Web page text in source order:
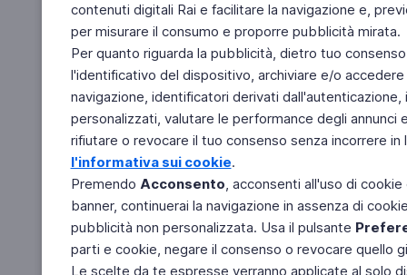
contenuti digitali Rai e facilitare la navigazione e,
per misurare il consumo e proporre pubblicità mirata.
Per quanto riguarda la pubblicità, dietro tuo
l'identificativo del dispositivo, archiviare e/o
navigazione, identificatori derivati
personalizzati, valutare le performance degli
rifiutare o revocare il tuo consenso senza incorrere
l'informativa sui cookie.
Premendo Acconsento, acconsenti all'uso di
banner, continuerai la navigazione in assenza di
pubblicità non personalizzata. Usa il pulsante
parti e cookie, negare il consenso o revocare quello
Le scelte da te espresse verranno applicate al solo